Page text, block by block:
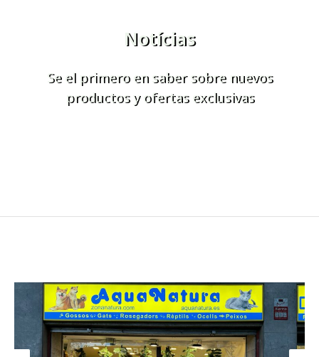
Notícias
Se el primero en saber sobre nuevos
productos y ofertas exclusivas